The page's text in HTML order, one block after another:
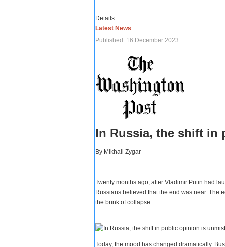
Details
Latest News
Published: 16 December 2023
In Russia, the shift in
By Mikhail Zygar
Twenty months ago, after Vladimir Putin had
Russians believed that the end was near. The
the brink of collapse
Today, the mood has changed dramatically.